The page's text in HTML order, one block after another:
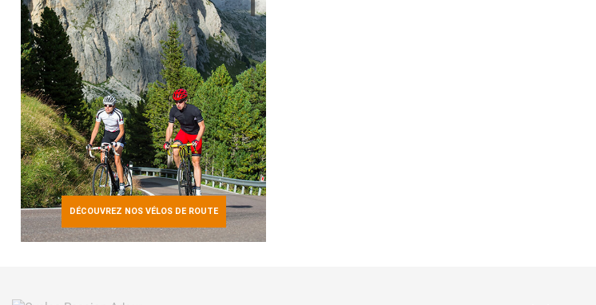
DÉCOUVREZ NOS VÉLOS DE ROUTE